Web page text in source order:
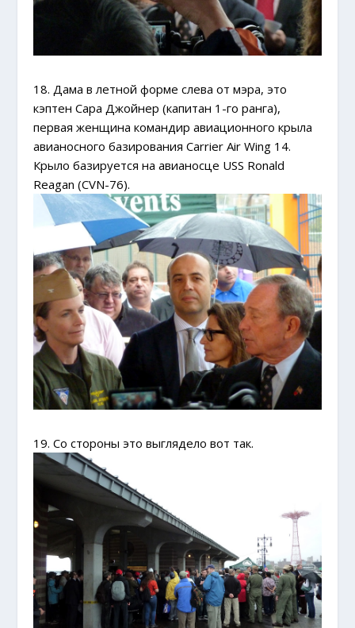
18. Дама в летной форме слева от мэра, это
кэптен Сара Джойнер (капитан 1-го ранга),
первая женщина командир авиационного крыла
авианосного базирования Carrier Air Wing 14.
Крыло базируется на авианосце USS Ronald
Reagan (CVN-76).
19. Со стороны это выглядело вот так.